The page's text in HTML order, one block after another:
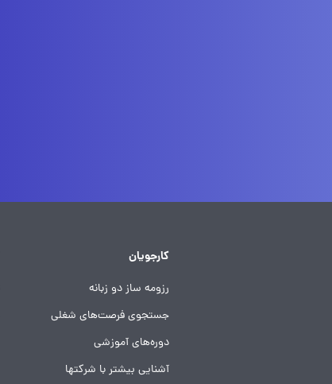
کارجویان
رزومه ساز دو زبانه
جستجوی فرصت‌های شغلی
دوره‌های آموزشی
آشنایی بیشتر با شرکتها